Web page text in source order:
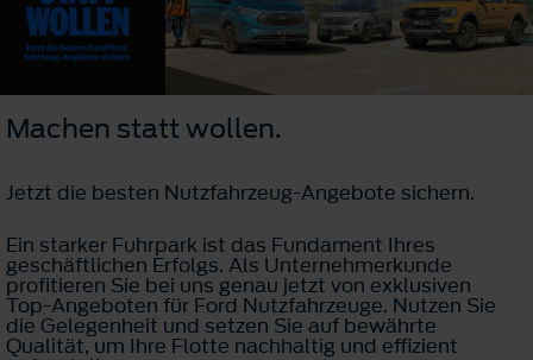
Machen statt wollen.
Jetzt die besten Nutzfahrzeug-Angebote sichern.
Ein starker Fuhrpark ist das Fundament Ihres
geschäftlichen Erfolgs. Als Unternehmerkunde
profitieren Sie bei uns genau jetzt von exklusiven
Top-Angeboten für Ford Nutzfahrzeuge. Nutzen Sie
die Gelegenheit und setzen Sie auf bewährte
Qualität, um Ihre Flotte nachhaltig und effizient